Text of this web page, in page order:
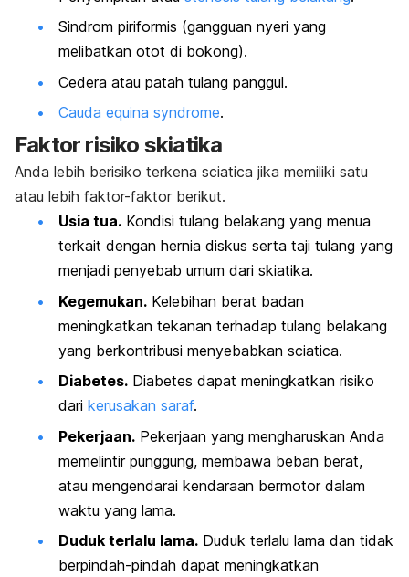
Sindrom piriformis (gangguan nyeri yang
melibatkan otot di bokong).
Cedera atau patah tulang panggul.
Cauda equina syndrome.
Faktor risiko skiatika
Anda lebih berisiko terkena sciatica jika memiliki satu
atau lebih faktor-faktor berikut.
Usia tua. Kondisi tulang belakang yang menua
terkait dengan hernia diskus serta taji tulang yang
menjadi penyebab umum dari skiatika.
Kegemukan. Kelebihan berat badan
meningkatkan tekanan terhadap tulang belakang
yang berkontribusi menyebabkan sciatica.
Diabetes. Diabetes dapat meningkatkan risiko
dari kerusakan saraf.
Pekerjaan. Pekerjaan yang mengharuskan Anda
memelintir punggung, membawa beban berat,
atau mengendarai kendaraan bermotor dalam
waktu yang lama.
Duduk terlalu lama. Duduk terlalu lama dan tidak
berpindah-pindah dapat meningkatkan